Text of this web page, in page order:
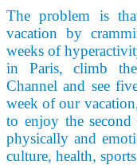
The problem is
vacation by
weeks of
in Paris, climb
Channel and see
week of our
to enjoy the
physically and
culture, health,